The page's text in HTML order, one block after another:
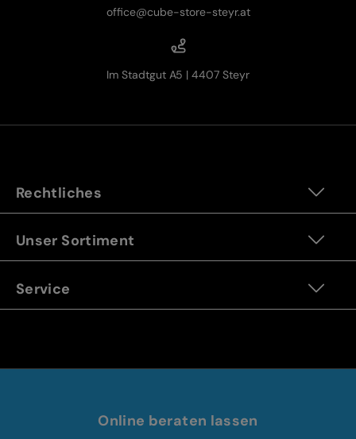
office@cube-store-steyr.at
Im Stadtgut A5 | 4407 Steyr
Rechtliches
Unser Sortiment
Service
Online beraten lassen